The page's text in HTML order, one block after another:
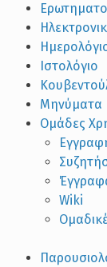
Ιστολόγιο
Μηνύματα
Ομάδες
Wiki